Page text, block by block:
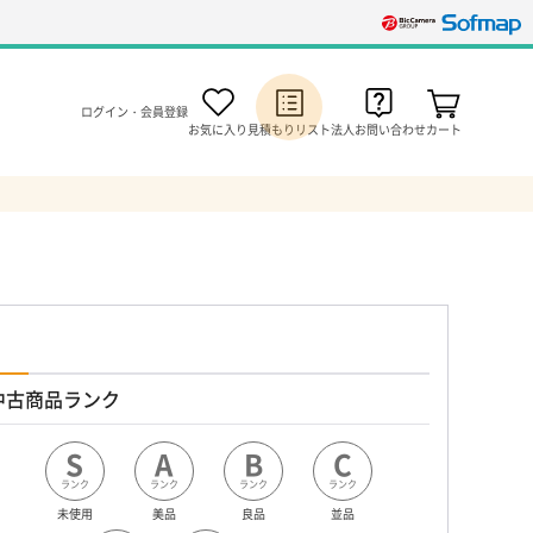
ログイン・会員登録
お気に入り 見積もりリスト法人お問い合わせカート
古商品ランク
S
ランク
未使用
A
ランク
美品
B
ランク
良品
C
ランク
並品